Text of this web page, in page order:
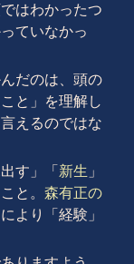
はわかったつ
ていなかっ
だのは、頭の
と」を理解し
えるのではな
す」「 新生 」
と。 森有正の
により「経験」